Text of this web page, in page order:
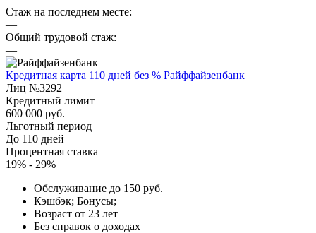
Стаж на последнем месте:
—
Общий трудовой стаж:
—
Кредитная карта 110 дней без % Райффайзенбанк
Лиц №3292
Кредитный лимит
600 000 руб.
Льготный период
До 110 дней
Процентная ставка
19% - 29%
Обслуживание до 150 руб.
Кэшбэк; Бонусы;
Возраст от 23 лет
Без справок о доходах